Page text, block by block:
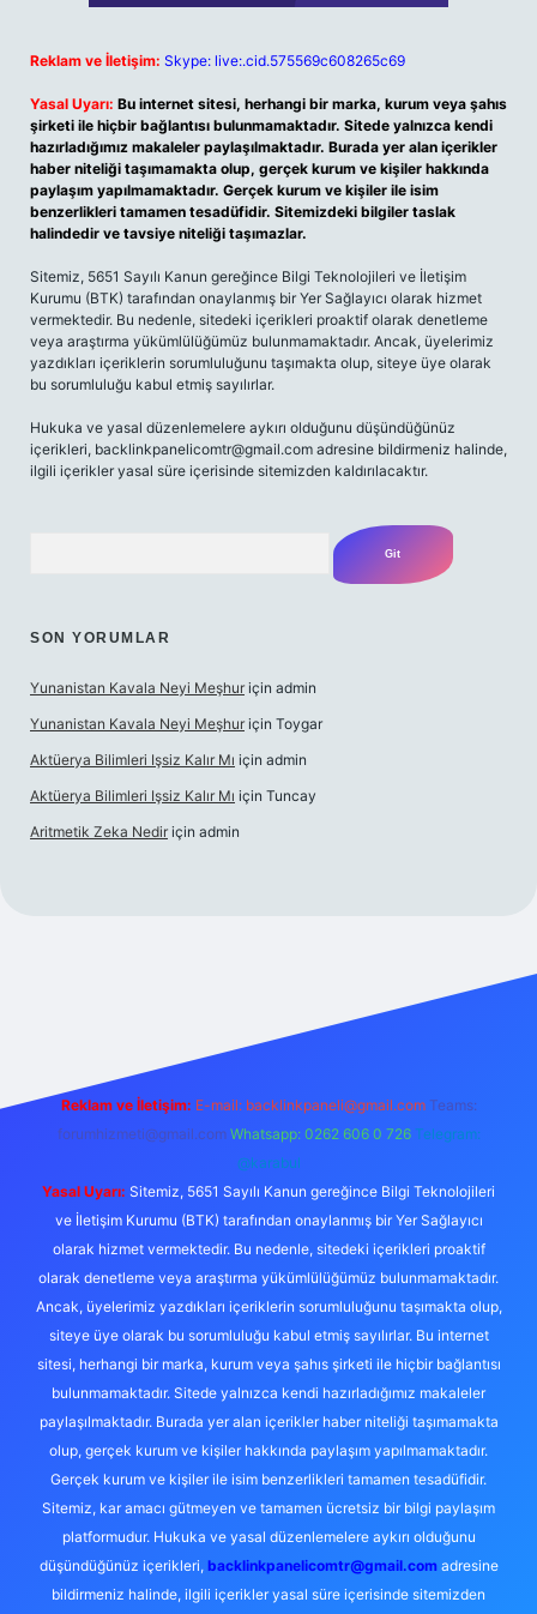
Reklam ve İletişim: Skype: live:.cid.575569c608265c69
Yasal Uyarı: Bu internet sitesi, herhangi bir marka, kurum veya şahıs
şirketi ile hiçbir bağlantısı bulunmamaktadır. Sitede yalnızca kendi
hazırladığımız makaleler paylaşılmaktadır. Burada yer alan içerikler
haber niteliği taşımamakta olup, gerçek kurum ve kişiler hakkında
paylaşım yapılmamaktadır. Gerçek kurum ve kişiler ile isim
benzerlikleri tamamen tesadüfidir. Sitemizdeki bilgiler taslak
halindedir ve tavsiye niteliği taşımazlar.
Sitemiz, 5651 Sayılı Kanun gereğince Bilgi Teknolojileri ve İletişim
Kurumu (BTK) tarafından onaylanmış bir Yer Sağlayıcı olarak hizmet
vermektedir. Bu nedenle, sitedeki içerikleri proaktif olarak denetleme
veya araştırma yükümlülüğümüz bulunmamaktadır. Ancak, üyelerimiz
yazdıkları içeriklerin sorumluluğunu taşımakta olup, siteye üye olarak
bu sorumluluğu kabul etmiş sayılırlar.
Hukuka ve yasal düzenlemelere aykırı olduğunu düşündüğünüz
içerikleri, backlinkpanelicomtr@gmail.com adresine bildirmeniz halinde,
ilgili içerikler yasal süre içerisinde sitemizden kaldırılacaktır.
SON YORUMLAR
Yunanistan Kavala Neyi Meşhur için admin
Yunanistan Kavala Neyi Meşhur için Toygar
Aktüerya Bilimleri Işsiz Kalır Mı için admin
Aktüerya Bilimleri Işsiz Kalır Mı için Tuncay
Aritmetik Zeka Nedir için admin
Reklam ve İletişim: E-mail: backlinkpaneli@gmail.com Teams:
forumhizmeti@gmail.com Whatsapp: 0262 606 0 726 Telegram:
@karabul
Yasal Uyarı: Sitemiz, 5651 Sayılı Kanun gereğince Bilgi Teknolojileri
ve İletişim Kurumu (BTK) tarafından onaylanmış bir Yer Sağlayıcı
olarak hizmet vermektedir. Bu nedenle, sitedeki içerikleri proaktif
olarak denetleme veya araştırma yükümlülüğümüz bulunmamaktadır.
Ancak, üyelerimiz yazdıkları içeriklerin sorumluluğunu taşımakta olup,
siteye üye olarak bu sorumluluğu kabul etmiş sayılırlar. Bu internet
sitesi, herhangi bir marka, kurum veya şahıs şirketi ile hiçbir bağlantısı
bulunmamaktadır. Sitede yalnızca kendi hazırladığımız makaleler
paylaşılmaktadır. Burada yer alan içerikler haber niteliği taşımamakta
olup, gerçek kurum ve kişiler hakkında paylaşım yapılmamaktadır.
Gerçek kurum ve kişiler ile isim benzerlikleri tamamen tesadüfidir.
Sitemiz, kar amacı gütmeyen ve tamamen ücretsiz bir bilgi paylaşım
platformudur. Hukuka ve yasal düzenlemelere aykırı olduğunu
düşündüğünüz içerikleri, backlinkpanelicomtr@gmail.comadresine
bildirmeniz halinde, ilgili içerikler yasal süre içerisinde sitemizden